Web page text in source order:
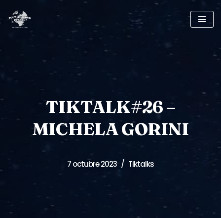
Saltar
TIKTALK#26 –
MICHELA GORINI
7 octubre 2023 Tiktalks